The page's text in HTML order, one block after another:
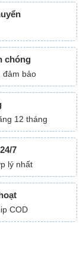
chóng
đảm bảo
12 tháng
7
lý nhất
COD